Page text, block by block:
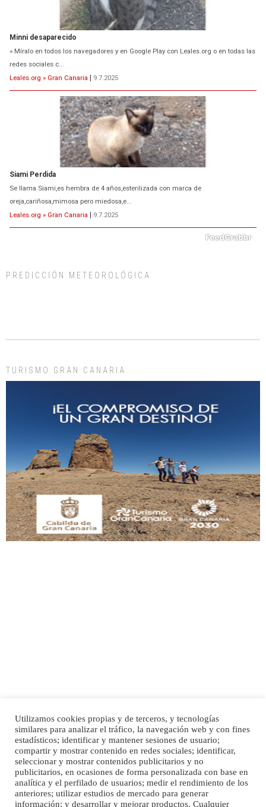
Minni desaparecido
» Míralo en todos los navegadores y en Google Play con Leales.org o en todas las
redes sociales c...
Leales.org » Gran Canaria
9.7.2025
Siami Perdida
Se llama Siami,es hembra de 4 años,esterilizada con marca de
oreja,cariñosa,mimosa pero miedosa,e...
Leales.org » Gran Canaria
9.7.2025
días, ella incluida...
Gato manso encontrado
Este gato macho ha aparecido en la calle hace menos de un mes, es muy
manso y extremadamente cari...
Leales.org » Gran Canaria | 9.7.2025
SHIBA PERDIDO AVDA JOSE MESA Y LOPEZ
PERRO MACHO RAZA SHIBA CON MICROCHIP PERDIDO HOY 06/07/2025 ZONA
MESA Y LOPEZ. ES MUY ASUSTADIZO
Leales.org » Gran Canaria | 6.7.2025
PREDICCIÓN METEOROLÓGICA
TURISMO GRAN CANARIA
Inicio Publicidad
Política de privacidad
Aviso Legal
Cláusula de Cookies
Enlaces de interés
Utilizamos cookies propias y de terceros, y tecnologías
similares para analizar el tráfico, la navegación web y con fines
estadísticos; identificar y mantener sesiones de usuario;
compartir y mostrar contenido en redes sociales; identificar,
seleccionar y mostrar contenidos publicitarios y no
publicitarios, en ocasiones de forma personalizada con base en
analítica y el perfilado de usuarios; medir el rendimiento de los
anteriores; utilizar estudios de mercado para generar
información; y desarrollar y mejorar productos. Cualquier